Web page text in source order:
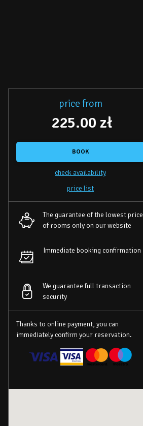
price from
225.00 zł
BOOK
check availability
price list
The guarantee of the lowest price
of rooms only on our website
Immediate booking confirmation
We guarantee full transaction
security
Thanks to online payment, you can
immediately confirm your reservation.